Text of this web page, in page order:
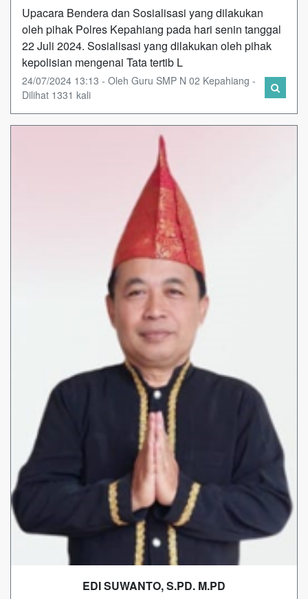
Upacara Bendera dan Sosialisasi yang dilakukan
oleh pihak Polres Kepahiang pada hari senin tanggal
22 Juli 2024. Sosialisasi yang dilakukan oleh pihak
kepolisian mengenai Tata tertib L
24/07/2024 13:13 - Oleh Guru SMP N 02 Kepahiang -
Dilihat 1331 kali
EDI SUWANTO, S.PD. M.PD